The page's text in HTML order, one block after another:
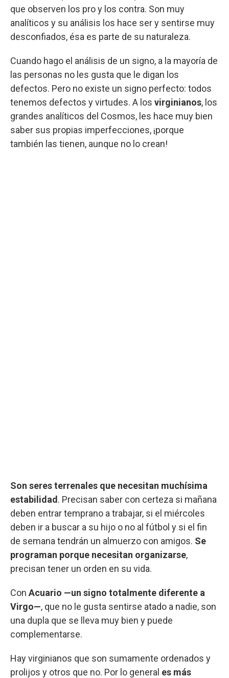
que observen los pro y los contra. Son muy
analíticos y su análisis los hace ser y sentirse muy
desconfiados, ésa es parte de su naturaleza.
Cuando hago el análisis de un signo, a la mayoría de
las personas no les gusta que le digan los
defectos. Pero no existe un signo perfecto: todos
tenemos defectos y virtudes. A los virginianos, los
grandes analíticos del Cosmos, les hace muy bien
saber sus propias imperfecciones, ¡porque
también las tienen, aunque no lo crean!
Son seres terrenales que necesitan muchísima
estabilidad . Precisan saber con certeza si mañana
deben entrar temprano a trabajar, si el miércoles
deben ir a buscar a su hijo o no al fútbol y si el fin
de semana tendrán un almuerzo con amigos. Se
programan porque necesitan organizarse,
precisan tener un orden en su vida.
Con Acuario —un signo totalmente diferente a
Virgo—, que no le gusta sentirse atado a nadie, son
una dupla que se lleva muy bien y puede
complementarse.
Hay virginianos que son sumamente ordenados y
prolijos y otros que no. Por lo general es más